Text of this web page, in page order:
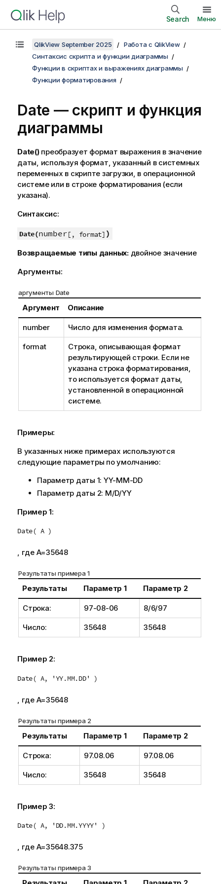
Search Меню
QlikView September 2025
Работа с QlikView
Синтаксис скрипта и функции диаграммы
Функции в скриптах и выражениях диаграммы
Функции форматирования
Date — скрипт и функция
диаграммы
Date()преобразует формат выражения в значение
даты, используя формат, указанный в системных
переменных в скрипте загрузки, в операционной
системе или в строке форматирования (если
указана).
Синтаксис:
Date(number[, format] )
Возвращаемые типы данных: двойное значение
Аргументы:
аргументы Date
Аргумент Описание
number Число для изменения формата.
format
Строка, описывающая формат
результирующей строки. Если не
указана строка форматирования,
то используется формат даты,
установленной в операционной
системе.
Примеры:
В указанных ниже примерах используются
следующие параметры по умолчанию:
Параметр даты 1: YY-MM-DD
Параметр даты 2: M/D/YY
Пример 1:
Date( A )
, где A=35648
Результаты примера 1
Результаты Параметр 1 Параметр 2
Строка: 97-08-06 8/6/97
Число: 35648 35648
Пример 2:
Date( A, 'YY.MM.DD' )
, где A=35648
Результаты примера 2
Результаты Параметр 1 Параметр 2
Строка: 97.08.06 97.08.06
Число: 35648 35648
Пример 3:
Date( A, 'DD.MM.YYYY' )
, где A=35648.375
Результаты примера 3